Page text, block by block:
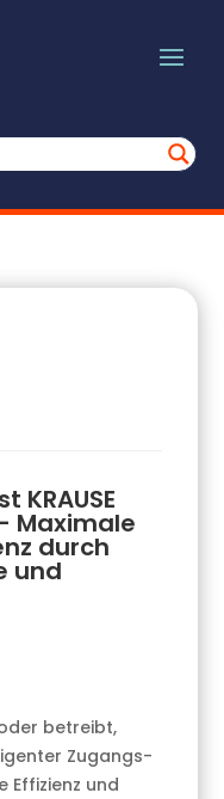
Maximale
durch
und
betreibt,
Zugangs-
Effizienz und